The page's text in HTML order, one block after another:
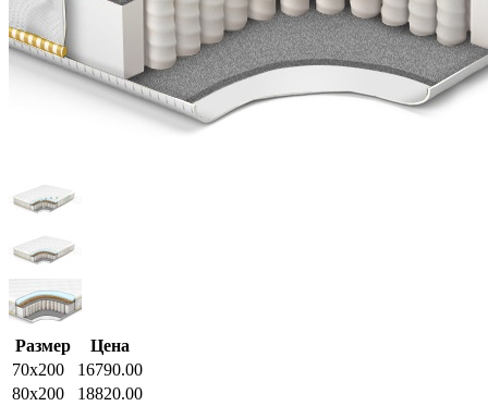
Размер
Цена
70x200
16790.00
80x200
18820.00